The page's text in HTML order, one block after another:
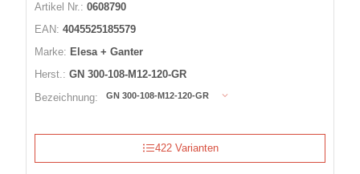
Artikel Nr.: 0608790
EAN: 4045525185579
Marke: Elesa + Ganter
Herst.: GN 300-108-M12-120-GR
Bezeichnung:
GN 300-108-M12-120-GR
422 Varianten